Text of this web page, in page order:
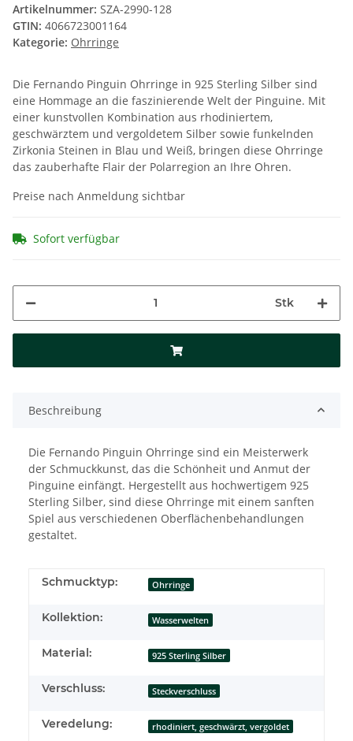
Artikelnummer: SZA-2990-128
GTIN: 4066723001164
Kategorie: Ohrringe
Die Fernando Pinguin Ohrringe in 925 Sterling Silber sind
eine Hommage an die faszinierende Welt der Pinguine. Mit
einer kunstvollen Kombination aus rhodiniertem,
geschwärztem und vergoldetem Silber sowie funkelnden
Zirkonia Steinen in Blau und Weiß, bringen diese Ohrringe
das zauberhafte Flair der Polarregion an Ihre Ohren.
Preise nach Anmeldung sichtbar
Sofort verfügbar
Stk
Beschreibung
Die Fernando Pinguin Ohrringe sind ein Meisterwerk
der Schmuckkunst, das die Schönheit und Anmut der
Pinguine einfängt. Hergestellt aus hochwertigem 925
Sterling Silber, sind diese Ohrringe mit einem sanften
Spiel aus verschiedenen Oberflächenbehandlungen
gestaltet.
Schmucktyp: Ohrringe
Kollektion: Wasserwelten
Material: 925 Sterling Silber
Verschluss: Steckverschluss
Veredelung: rhodiniert, geschwärzt, vergoldet